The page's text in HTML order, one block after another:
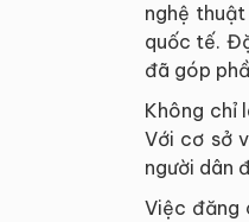
nghệ
quốc tế.
đã góp
Không chỉ
Với cơ sở
người dân
Việc đăng